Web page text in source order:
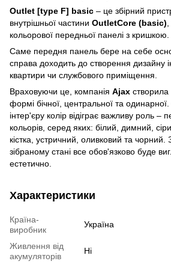
Outlet [type F] basic – це збірний
внутрішньої частини OutletCore (basic)
кольорової передньої панелі з кришкою.
Саме передня панель бере на себе
справа доходить до створення дизайну
квартири чи службового приміщення.
Враховуючи це, компанія Ajax створила
формі бічної, центральної та одинарної.
інтер'єру колір відіграє важливу роль –
кольорів, серед яких: білий, димний,
кістка, устричний, оливковий та чорний.
зібраному стані все обов'язково буде
естетично.
Характеристики
Країна-
виробник
Україна
Живлення від
акумуляторів
Ні